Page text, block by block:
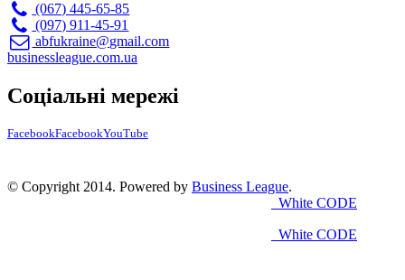
(067) 445-65-85
(097) 911-45-91
abfukraine@gmail.com
businessleague.com.ua
Соціальні мережі
FacebookFacebookYouTube
© Copyright 2014. Powered by Business League.
White CODE
White CODE